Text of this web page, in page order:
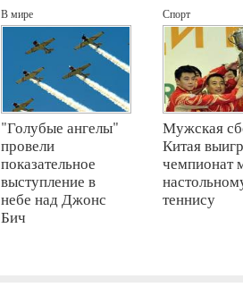
В мире
"Голубые ангелы"
провели
показательное
выступление в
небе над Джонс
Бич
Спорт
Мужская
Китая
чемпионат
теннису